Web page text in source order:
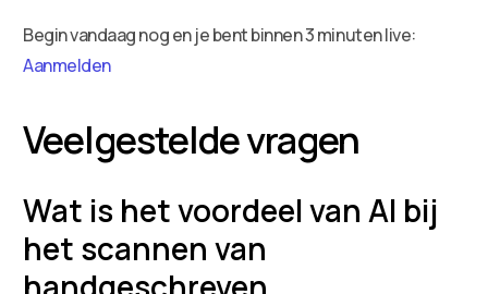
Begin vandaag nog en je bent binnen 3 minuten live:
Aanmelden
Veelgestelde vragen
Wat is het voordeel van AI bij
het scannen van